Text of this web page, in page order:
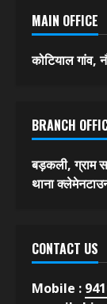
MAIN OFFICE
कोटियाल गांव,
BRANCH
बड़कली, ग्राम
थाना
CONTACT US
Mobile :